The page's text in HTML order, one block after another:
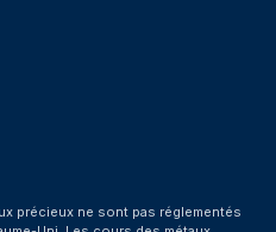
précieux ne sont pas réglementés